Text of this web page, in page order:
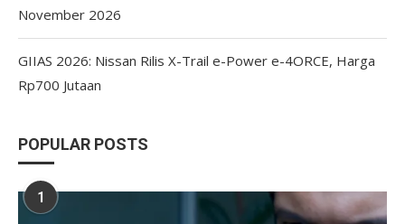
November 2026
GIIAS 2026: Nissan Rilis X-Trail e-Power e-4ORCE, Harga
Rp700 Jutaan
POPULAR POSTS
1